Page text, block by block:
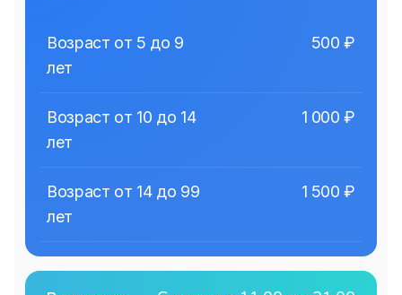
Возраст от 5 до 9
лет
500 ₽
Возраст от 10 до 14
лет
1 000 ₽
Возраст от 14 до 99
лет
1 500 ₽